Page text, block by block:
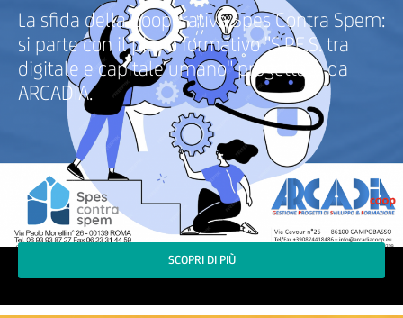
La sfida della Cooperativa Spes Contra Spem:
si parte con il piano formativo "S.P.E.S. tra
digitale e capitale umano" progettato da
ARCADIA.
SCOPRI DI PIÙ